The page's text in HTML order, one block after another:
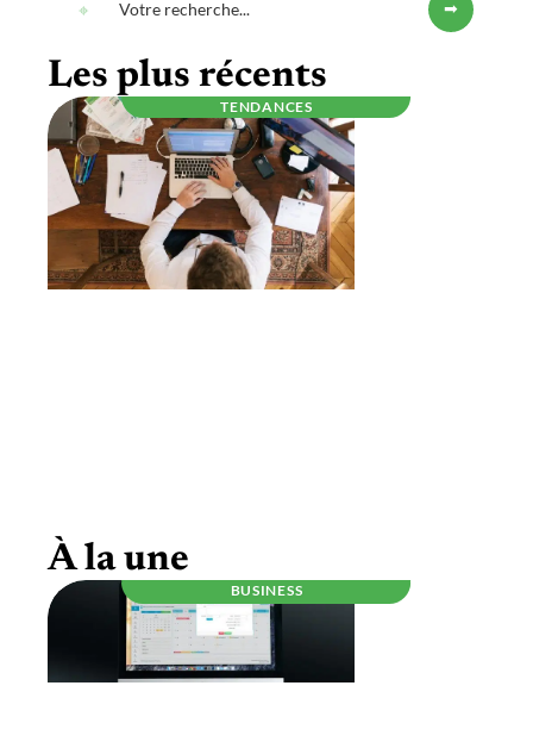
Les plus récents
TENDANCES
RÉGLEMENTATION
À la une
BUSINESS